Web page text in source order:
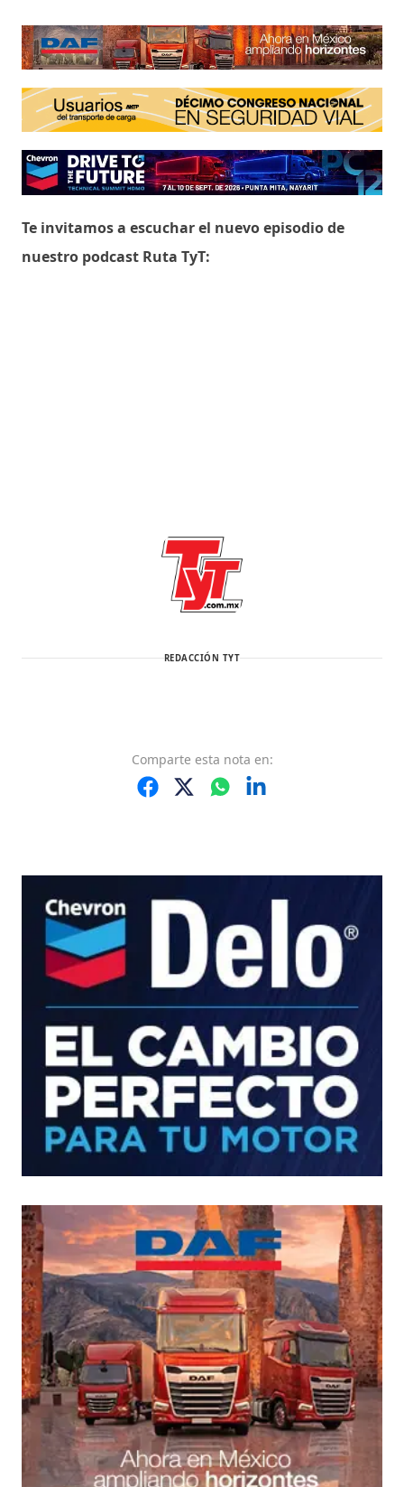
Te invitamos a escuchar el nuevo episodio de
nuestro podcast Ruta TyT:
REDACCIÓN TYT
Comparte esta nota en: